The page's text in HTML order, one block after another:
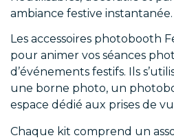
ambiance festive instantanée.
Les accessoires photobooth
pour animer vos séances
d’événements festifs. Ils
une borne photo, un
espace dédié aux prises de
Chaque kit comprend un